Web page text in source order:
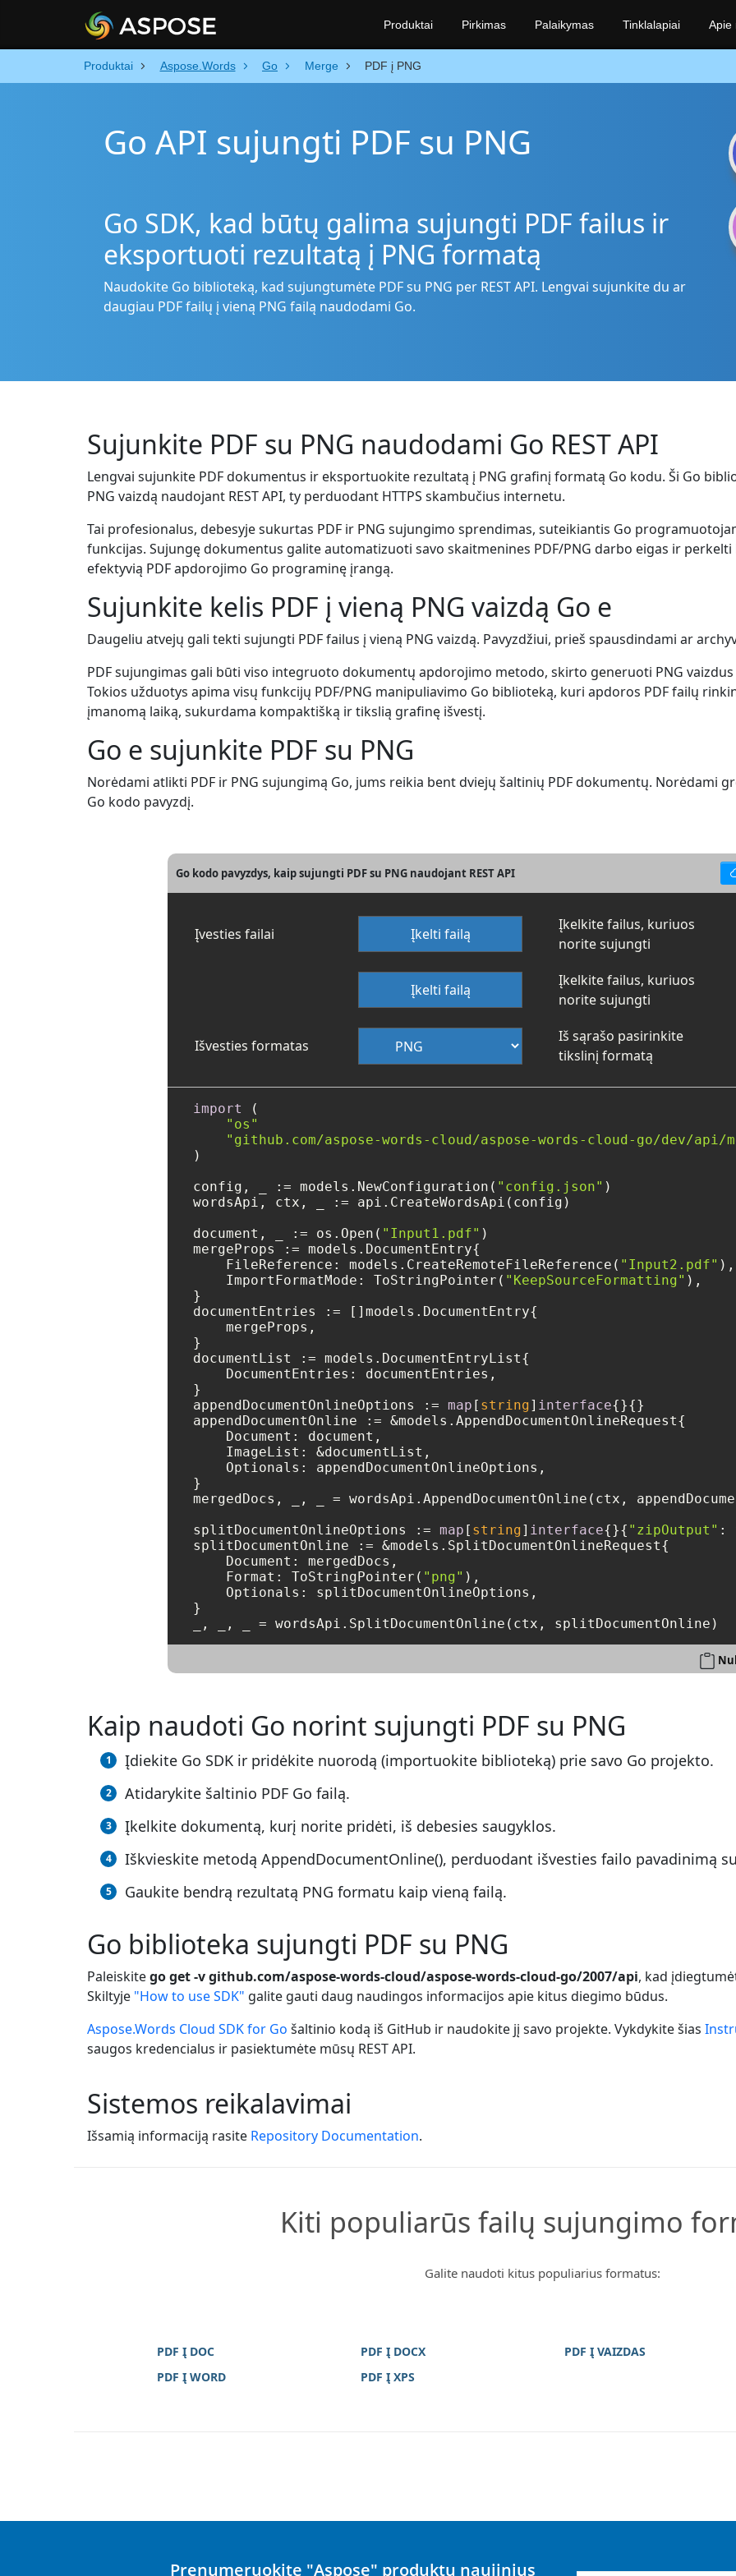
Produktai Aspose.Words Go Merge PDF į PNG
Go API sujungti PDF su PNG
Go SDK, kad būtų galima sujungti PDF failus ir
eksportuoti rezultatą į PNG formatą
Naudokite Go biblioteką, kad sujungtumėte PDF su PNG per REST API. Lengvai sujunkite du ar
daugiau PDF failų į vieną PNG failą naudodami Go.
Sujunkite PDF su PNG naudodami Go REST API
Lengvai sujunkite PDF dokumentus ir eksportuokite rezultatą į PNG grafinį formatą Go kodu. Ši Go
PNG vaizdą naudojant REST API, ty perduodant HTTPS skambučius internetu.
Tai profesionalus, debesyje sukurtas PDF ir PNG sujungimo sprendimas, suteikiantis Go
funkcijas. Sujungę dokumentus galite automatizuoti savo skaitmenines PDF/PNG darbo eigas ir
efektyvią PDF apdorojimo Go programinę įrangą.
Sujunkite kelis PDF į vieną PNG vaizdą Go e
Daugeliu atvejų gali tekti sujungti PDF failus į vieną PNG vaizdą. Pavyzdžiui, prieš spausdindami ar
PDF sujungimas gali būti viso integruoto dokumentų apdorojimo metodo, skirto generuoti PNG
Tokios užduotys apima visų funkcijų PDF/PNG manipuliavimo Go biblioteką, kuri apdoros PDF failų
įmanomą laiką, sukurdama kompaktišką ir tikslią grafinę išvestį.
Go e sujunkite PDF su PNG
Norėdami atlikti PDF ir PNG sujungimą Go, jums reikia bent dviejų šaltinių PDF dokumentų. Norėdami
Go kodo pavyzdį.
Go kodo pavyzdys, kaip sujungti PDF su PNG naudojant REST API
Įvesties failai Įkelti failą
Įkelkite failus, kuriuos
norite sujungti
Įkelti failą
Įkelkite failus, kuriuos
norite sujungti
Išvesties formatas
Iš sąrašo pasirinkite
tikslinį formatą
import
(
"os"
"github.com/aspose-words-cloud/aspose-words-cloud-go/dev/api/
)
config, _ := models.NewConfiguration( "config.json" )
wordsApi, ctx, _ := api.CreateWordsApi(config)
document, _ := os.Open( "Input1.pdf" )
mergeProps := models.DocumentEntry{
    FileReference: models.CreateRemoteFileReference(
"Input2.pdf" ),
    ImportFormatMode: ToStringPointer(
"KeepSourceFormatting" ),
}
documentEntries := []models.DocumentEntry{
    mergeProps,
}
documentList := models.DocumentEntryList{
    DocumentEntries: documentEntries,
}
appendDocumentOnlineOptions := map [ string] interface{}{}
appendDocumentOnline := &models.AppendDocumentOnlineRequest{
    Document: document,
    ImageList: &documentList,
    Optionals: appendDocumentOnlineOptions,
}
mergedDocs, _, _ = wordsApi.AppendDocumentOnline(ctx,
splitDocumentOnlineOptions := map [ string] interface{}{ "zipOutput" :
splitDocumentOnline := &models.SplitDocumentOnlineRequest{
    Document: mergedDocs,
    Format: ToStringPointer(
"png" ),
    Optionals: splitDocumentOnlineOptions,
}
Kaip naudoti Go norint sujungti PDF su PNG
Įdiekite Go SDK ir pridėkite nuorodą (importuokite biblioteką) prie savo Go projekto.
Atidarykite šaltinio PDF Go failą.
Įkelkite dokumentą, kurį norite pridėti, iš debesies saugyklos.
Iškvieskite metodą AppendDocumentOnline(), perduodant išvesties failo pavadinimą
Gaukite bendrą rezultatą PNG formatu kaip vieną failą.
Go biblioteka sujungti PDF su PNG
Paleiskitego get -v github.com/aspose-words-cloud/aspose-words-cloud-go/2007/api, kad
Skiltyje "How to use SDK" galite gauti daug naudingos informacijos apie kitus diegimo būdus.
Aspose.Words Cloud SDK for Go šaltinio kodą iš GitHub ir naudokite jį savo projekte. Vykdykite šias
saugos kredencialus ir pasiektumėte mūsų REST API.
Sistemos reikalavimai
Išsamią informaciją rasite Repository Documentation.
Kiti populiarūs failų sujungimo
Galite naudoti kitus populiarius formatus:
PDF Į DOC PDF Į DOCX PDF Į VAIZDAS
PDF Į WORD
PDF Į XPS
Produktai Pirkimas Palaikymas Tinklalapiai Apie
Prenumeruokite "Aspose" produktų naujinius